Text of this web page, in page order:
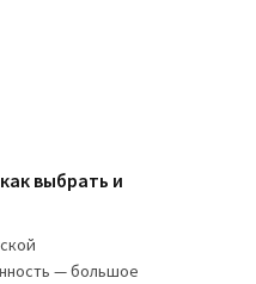
выбрать и
— большое